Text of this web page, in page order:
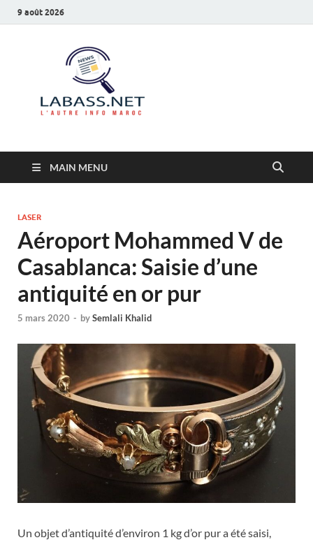
9 août 2026
MAIN MENU
LASER
Aéroport Mohammed V de
Casablanca: Saisie d’une
antiquité en or pur
5 mars 2020 - bySemlali Khalid
Un objet d’antiquité d’environ 1 kg d’or pur a été saisi,